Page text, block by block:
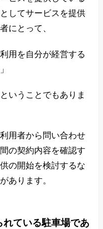
してサービスを提供
にとって、
用を自分が経営する
いうことでもありま
用者から問い合わせ
の契約内容を確認す
の開始を検討するな
あります。
ている駐車場であ